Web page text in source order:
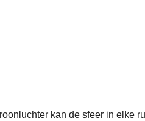
kan de sfeer in elke